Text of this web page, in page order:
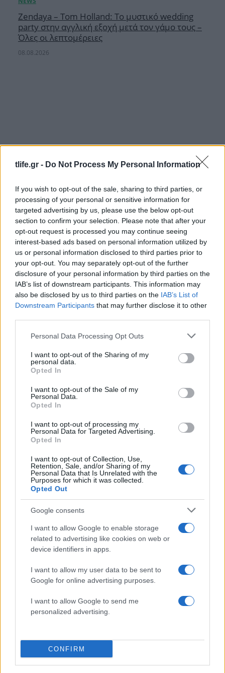
tlife.gr - Do Not Process My Personal Information
If you wish to opt-out of the sale, sharing to third parties, or
processing of your personal or sensitive information for
targeted advertising by us, please use the below opt-out
section to confirm your selection. Please note that after your
opt-out request is processed you may continue seeing
interest-based ads based on personal information utilized by
us or personal information disclosed to third parties prior to
your opt-out. You may separately opt-out of the further
disclosure of your personal information by third parties on the
IAB’s list of downstream participants. This information may
also be disclosed by us to third parties on the IAB’s List of
Downstream Participants that may further disclose it to other
Please note that this website/app uses one or more Google
not limited to your visit or usage behaviour. You may click to
grant or deny consent to Google and its third-party tags to
use your data for below specified purposes in below Google
consent section.
Personal Data Processing Opt Outs
I want to opt-out of the Sharing of my
personal data.
Opted In
I want to opt-out of the Sale of my
Personal Data.
Opted In
I want to opt-out of processing my
Personal Data for Targeted Advertising.
Opted In
I want to opt-out of Collection, Use,
Retention, Sale, and/or Sharing of my
Personal Data that Is Unrelated with the
Purposes for which it was collected.
Opted Out
Google consents
I want to allow Google to enable storage
related to advertising like cookies on web or
device identifiers in apps.
I want to allow my user data to be sent to
Google for online advertising purposes.
I want to allow Google to send me
personalized advertising.
CONFIRM
Zendaya – Tom Holland: Το μυστικό wedding
party στην αγγλική εξοχή μετά τον γάμο τους –
Όλες οι λεπτομέρειες
08.08.2026
Εριέττα Κούρκουλου: Τα φιλιά με τον Βύρωνα
Βασιλειάδη στις διακοπές τους και τα γενέθλια
– «Καμία στιγμή ευτυχίας δεδομένη»
08.08.2026
Ιωάννα Τούνη: «Έβγαλα όλο το βράδυ στο
νοσοκομείο με ορούς και αντιβιώσεις»
08.08.2026